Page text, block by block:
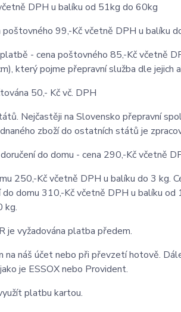
DPH u balíku od 51kg do 60kg
poštovného 99,-Kč včetně DPH u balíku
- cena poštovného 85,-Kč včetně
který pojme přepravní služba dle jejich
50,- Kč vč. DPH
Nejčastěji na Slovensko přepravní
zboží do ostatních států je
do domu - cena 290,-Kč včetně
250,-Kč včetně DPH u balíku do 3 kg.
domu 310,-Kč včetně DPH u balíku
kg.
je vyžadována platba předem.
náš účet nebo při převzetí hotově.
je ESSOX nebo Provident.
platbu kartou.